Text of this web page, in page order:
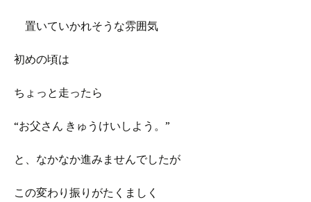
置いていかれそうな雰囲気
初めの頃は
ちょっと走ったら
“お父さん きゅうけいしよう。”
と、なかなか進みませんでしたが
この変わり振りがたくましく